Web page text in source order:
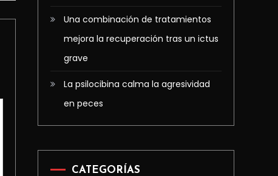
Una combinación de tratamientos
mejora la recuperación tras un ictus
grave
La psilocibina calma la agresividad
en peces
CATEGORÍAS